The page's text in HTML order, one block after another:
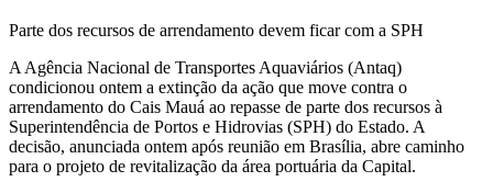
Parte dos recursos de arrendamento devem ficar com a SPH
A Agência Nacional de Transportes Aquaviários (Antaq)
condicionou ontem a extinção da ação que move contra o
arrendamento do Cais Mauá ao repasse de parte dos recursos à
Superintendência de Portos e Hidrovias (SPH) do Estado. A
decisão, anunciada ontem após reunião em Brasília, abre caminho
para o projeto de revitalização da área portuária da Capital.